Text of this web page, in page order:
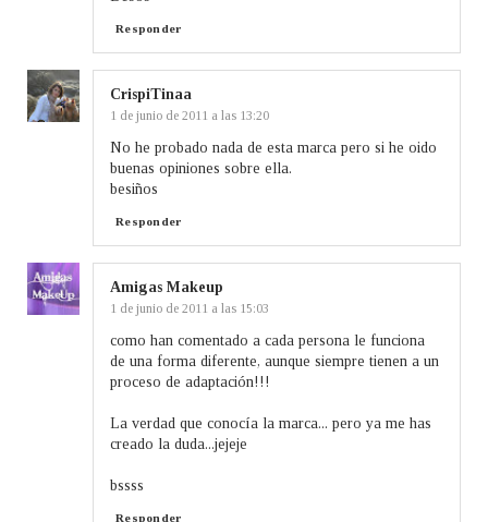
Responder
CrispiTinaa
1 de junio de 2011 a las 13:20
No he probado nada de esta marca pero si he oido
buenas opiniones sobre ella.
besiños
Responder
Amigas Makeup
1 de junio de 2011 a las 15:03
como han comentado a cada persona le funciona
de una forma diferente, aunque siempre tienen a un
proceso de adaptación!!!
La verdad que conocía la marca... pero ya me has
creado la duda...jejeje
bssss
Responder